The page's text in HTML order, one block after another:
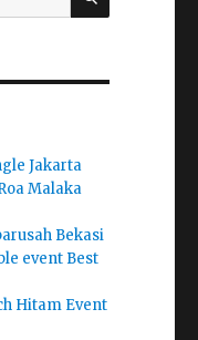
Jakarta
Malaka
Bekasi
event Best
Hitam Event